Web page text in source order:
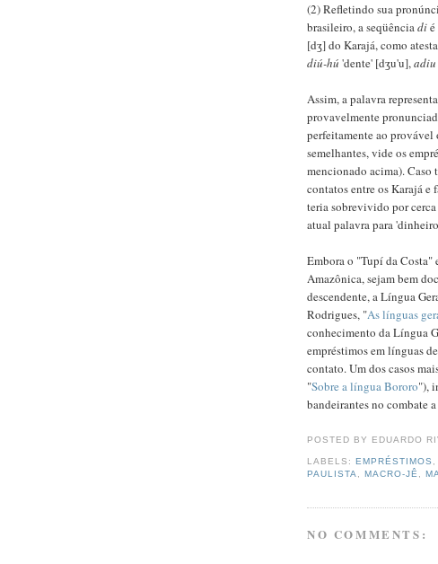
(2) Refletindo sua
brasileiro, a seqüênciadi
[dʒ] do Karajá, como
diú-hú 'dente' [dʒu'u],adiu
Assim, a palavra
provavelmente
perfeitamente ao
semelhantes, vide os
mencionado acima).
contatos entre os Karajá
teria sobrevivido por
atual palavra para
Embora o "Tupí da Costa"
Amazônica, sejam bem
descendente, a Língua
Rodrigues, "As línguas
conhecimento da Língua
empréstimos em línguas
contato. Um dos casos
"Sobre a língua Bororo"),
bandeirantes no combate
POSTED BY EDUARDO
LABELS: EMPRÉSTIMOS ,
PAULISTA, MACRO-JÊ,
NO COMMENTS: